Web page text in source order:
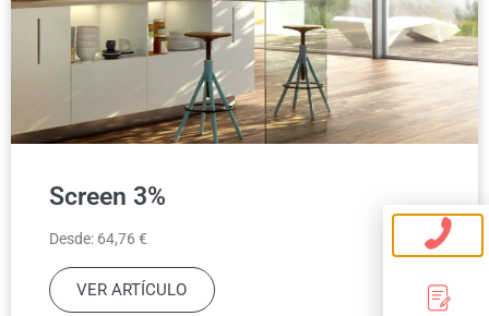
Screen 3%
Desde: 64,76 €
VER ARTÍCULO